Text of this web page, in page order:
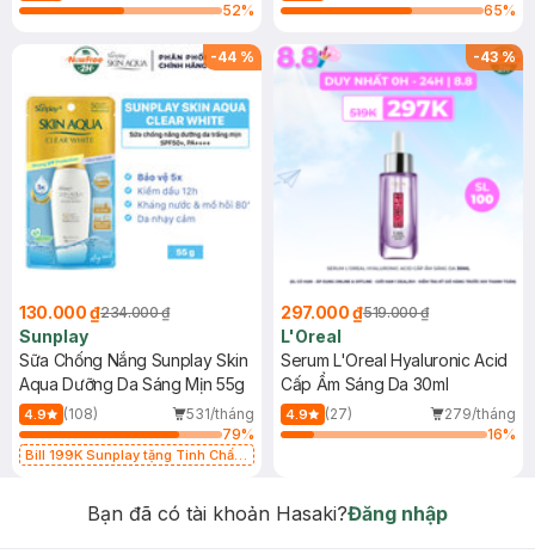
52%
65%
-44 %
130.000 ₫234.000 ₫
Sunplay
Sữa Chống Nắng Sunplay Skin
Aqua Dưỡng Da Sáng Mịn 55g
4.9 (108)
531/tháng
79%
Bill 199K Sunplay tặng Tinh Chất
-43%
297.000 ₫519.000 ₫
L'Oreal
Serum L'Oreal Hyaluronic Acid
Cấp Ẩm Sáng Da 30ml
4.9 (27)
279/tháng
16%
Bạn đã có tài khoản Hasaki?Đăng nhập